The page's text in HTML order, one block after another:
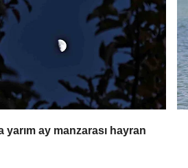
yarım ay manzarası hayran